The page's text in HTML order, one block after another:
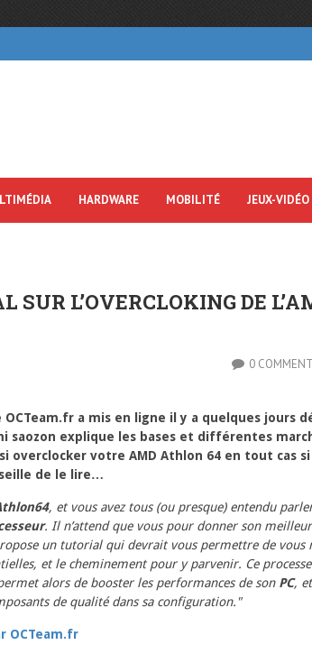
HARDWARE MOBILITÉ JEUX-VIDÉO
L’OVERCLOKING DE
0
a mis en ligne il y a quelques jours
saozon explique les bases et différentes
overclocker votre AMD Athlon 64 en tout cas
de le lire…
, et vous avez tous (ou presque) entendu
. Il n’attend que vous pour donner son
un tutorial qui devrait vous permettre de vous
et le cheminement pour y parvenir. Ce
alors de booster les performances de son PC,
de qualité dans sa configuration."
OCTeam.fr